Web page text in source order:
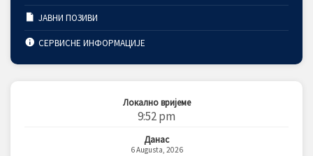
ЈАВНИ ПОЗИВИ
СЕРВИСНЕ ИНФОРМАЦИЈЕ
Локално вријеме
9:52 pm
Данас
6 Augusta, 2026